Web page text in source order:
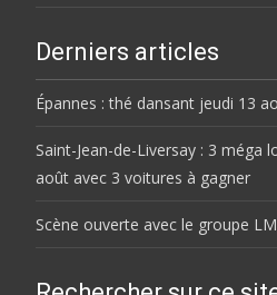
Derniers articles
Épannes : thé dansant jeudi 13
Saint-Jean-de-Liversay : 3 méga
août avec 3 voitures à gagner
Scène ouverte avec le groupe